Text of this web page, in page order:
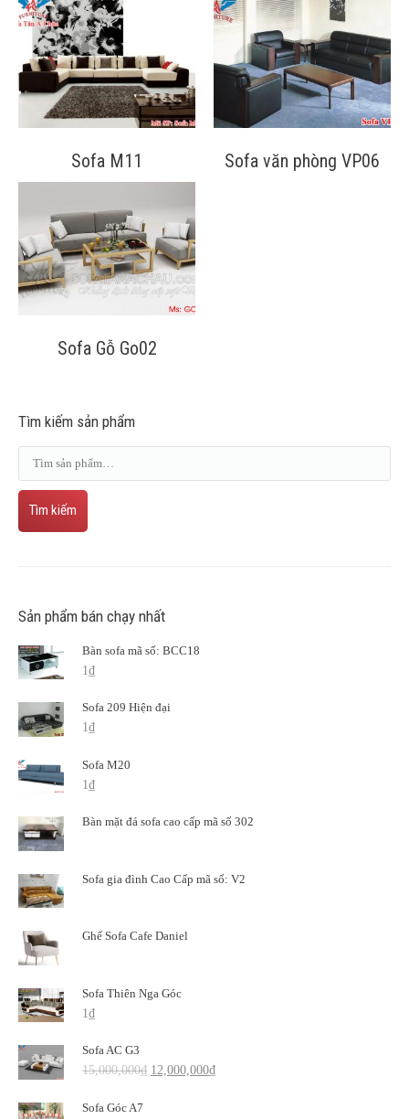
Sofa M11 Sofa văn phòng VP06
Sofa Gỗ Go02
Tìm kiếm sản phẩm
Tìm kiếm
Sản phẩm bán chạy nhất
Bàn sofa mã số: BCC18
1₫
Sofa 209 Hiện đại
1₫
Sofa M20
1₫
Bàn mặt đá sofa cao cấp mã số 302
Sofa gia đình Cao Cấp mã số: V2
Ghế Sofa Cafe Daniel
Sofa Thiên Nga Góc
1₫
Sofa AC G3
15,000,000₫ 12,000,000₫
Sofa Góc A7